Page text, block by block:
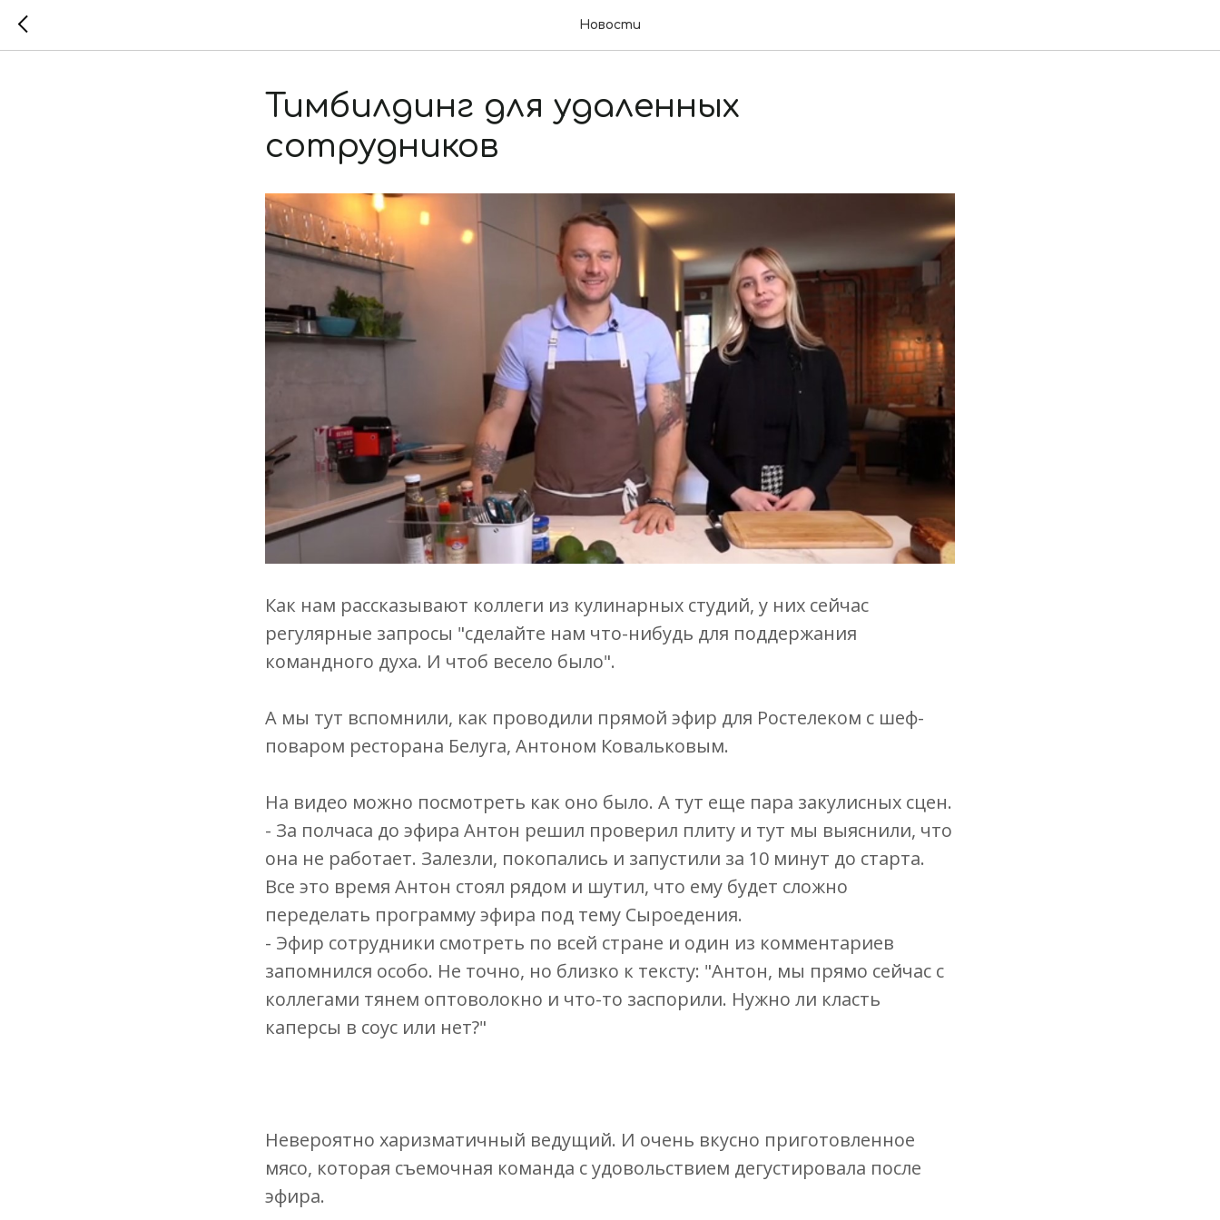
Новости
Тимбилдинг для удаленных
сотрудников
Как нам рассказывают коллеги из кулинарных студий, у них сейчас
регулярные запросы "сделайте нам что-нибудь для поддержания
командного духа. И чтоб весело было".
А мы тут вспомнили, как проводили прямой эфир для Ростелеком с шеф-
поваром ресторана Белуга, Антоном Ковальковым.
На видео можно посмотреть как оно было. А тут еще пара закулисных сцен.
- За полчаса до эфира Антон решил проверил плиту и тут мы выяснили, что
она не работает. Залезли, покопались и запустили за 10 минут до старта.
Все это время Антон стоял рядом и шутил, что ему будет сложно
переделать программу эфира под тему Сыроедения.
- Эфир сотрудники смотреть по всей стране и один из комментариев
запомнился особо. Не точно, но близко к тексту: "Антон, мы прямо сейчас с
коллегами тянем оптоволокно и что-то заспорили. Нужно ли класть
каперсы в соус или нет?"
Невероятно харизматичный ведущий. И очень вкусно приготовленное
мясо, которая съемочная команда с удовольствием дегустировала после
эфира.